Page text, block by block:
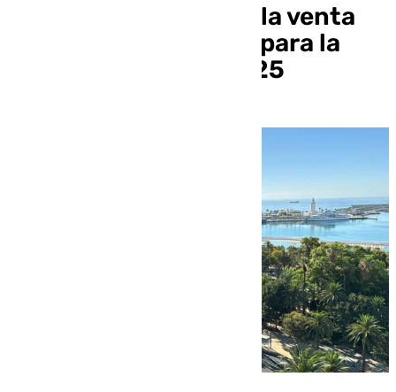
Comienza este lunes la venta
de viajes del Imserso para la
temporada 2024-2025